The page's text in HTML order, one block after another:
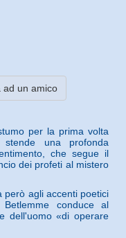
ad un amico
per la prima volta
una profonda
che segue il
dei profeti al mistero
però agli accenti poetici
conduce al
dell'uomo «di operare